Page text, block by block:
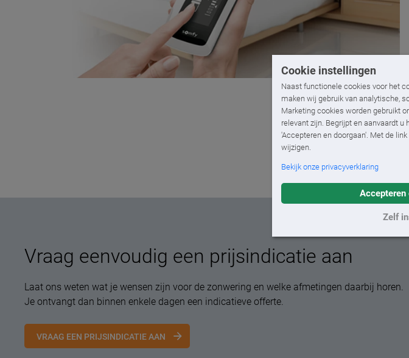
Cookie instellingen
Naast functionele cookies voor het
maken wij gebruik van analytische,
Marketing cookies worden gebruikt
relevant zijn. Begrijpt en aanvaardt u
'Accepteren en doorgaan'. Met de
wijzigen.
Bekijk onze privacyverklaring
Accepteren
Zelf
Vraag eenvoudig een prijsindicatie aan
Laat ons weten wat je wensen zijn voor de zonwering en welke afmetingen daarbij horen.
Je ontvangt dan binnen enkele dagen een indicatieve offerte.
VRAAG EEN PRIJSINDICATIE AAN